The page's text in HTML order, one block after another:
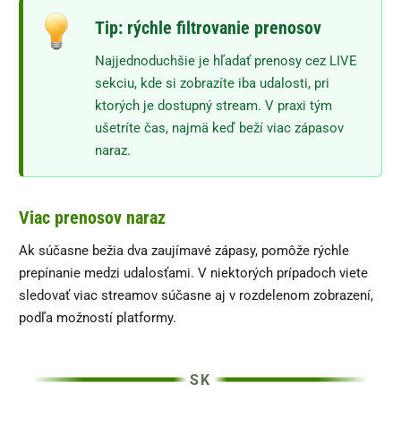
Tip: rýchle filtrovanie prenosov
Najjednoduchšie je hľadať prenosy cez LIVE
sekciu, kde si zobrazíte iba udalosti, pri
ktorých je dostupný stream. V praxi tým
ušetríte čas, najmä keď beží viac zápasov
naraz.
Viac prenosov naraz
Ak súčasne bežia dva zaujímavé zápasy, pomôže rýchle
prepínanie medzi udalosťami. V niektorých prípadoch viete
sledovať viac streamov súčasne aj v rozdelenom zobrazení,
podľa možností platformy.